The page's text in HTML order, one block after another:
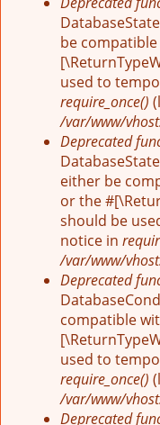
be
used to
require_once()
/var/www/
Deprecated
either be
or the
should be
notice in
/var/www/
Deprecated
compatible
used to
require_once()
/var/www/
Deprecated